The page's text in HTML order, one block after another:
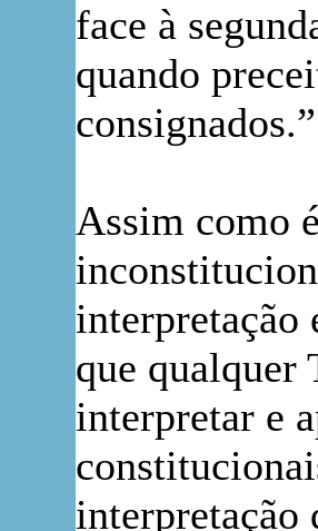
face à
quando
consignados.”
Assim como
interpretação
que qualquer
interpretar e
interpretação